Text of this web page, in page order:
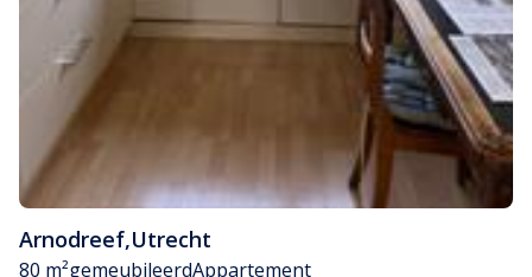
Arnodreef,Utrecht
80 m²gemeubileerdAppartement